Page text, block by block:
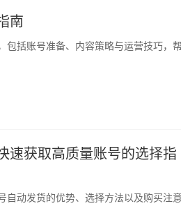
南
速获取高质量账号的选择指